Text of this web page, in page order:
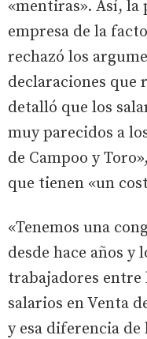
«mentiras». Así,
empresa de la
rechazó los
declaraciones que
detalló que los
muy parecidos a
de Campoo y
que tienen «un
«Tenemos una
desde hace años y
trabajadores entre
salarios en Venta
y esa diferencia